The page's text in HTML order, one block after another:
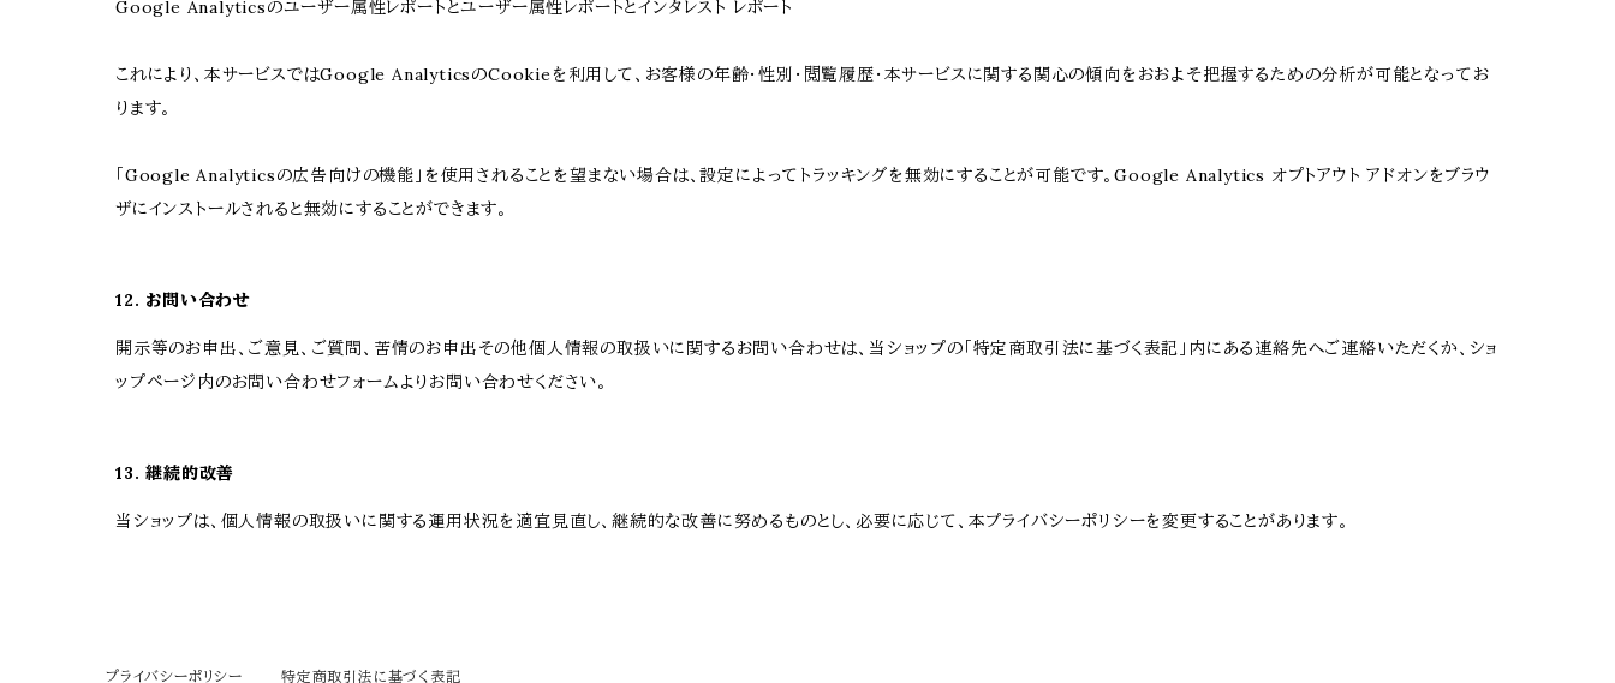
Google Analyticsのユーザー属性レポートとユーザー属性レポートとインタレスト レポート
これにより、本サービスではGoogle AnalyticsのCookieを利用して、お客様の年齢・性別・閲覧履歴・本サービスに関する関心の傾向をおおよそ把握するための分析が可能となってお
ります。
「Google Analyticsの広告向けの機能」を使用されることを望まない場合は、設定によってトラッキングを無効にすることが可能です。Google Analytics オプトアウト アドオンをブラウ
ザにインストールされると無効にすることができます。
12. お問い合わせ
開示等のお申出、ご意見、ご質問、苦情のお申出その他個人情報の取扱いに関するお問い合わせは、当ショップの「特定商取引法に基づく表記」内にある連絡先へご連絡いただくか、ショ
ップページ内のお問い合わせフォームよりお問い合わせください。
13. 継続的改善
当ショップは、個人情報の取扱いに関する運用状況を適宜見直し、継続的な改善に努めるものとし、必要に応じて、本プライバシーポリシーを変更することがあります。
プライバシーポリシー 特定商取引法に基づく表記